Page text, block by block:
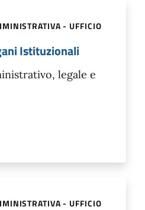
- UFFICIO
Istituzionali
legale e
- UFFICIO